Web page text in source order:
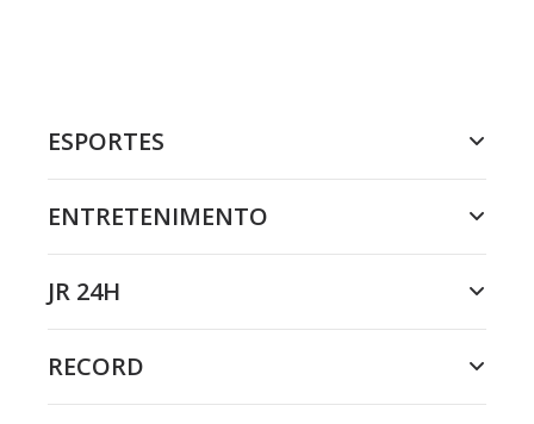
ESPORTES
ENTRETENIMENTO
JR 24H
RECORD